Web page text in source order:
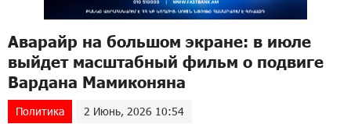
Аварайр на большом экране: в июле
выйдет масштабный фильм о подвиге
Вардана Мамиконяна
Политика 2 Июнь, 2026 10:54